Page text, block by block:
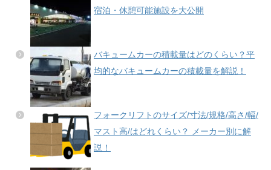
宿泊・休憩可能施設を大公開
バキュームカーの積載量はどのくらい？平
均的なバキュームカーの積載量を解説！
フォークリフトのサイズ/寸法/規格/高さ/幅/
マスト高/はどれくらい？ メーカー別に解
説！